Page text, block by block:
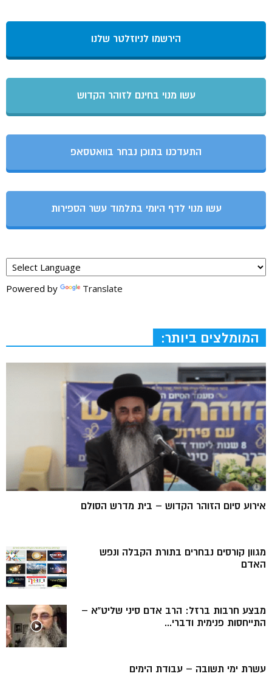
הירשמו לניוזלטר שלנו
עשו מנוי בחינם לזוהר הקדוש
התעדכנו בתוכן נבחר בוואטסאפ
עשו מנוי לדף היומי בתלמוד עשר הספירות
Powered by Translate
המומלצים ביותר:
אירוע סיום הזוהר הקדוש – בית מדרש הסולם
מגוון קורסים נבחרים בתורת הקבלה ונפש
האדם
מבצע חרבות ברזל: הרב אדם סיני שליט”א –
התייחסות פנימית ודברי...
עשרת ימי תשובה – עבודת הימים